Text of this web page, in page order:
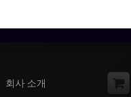
회사 소개